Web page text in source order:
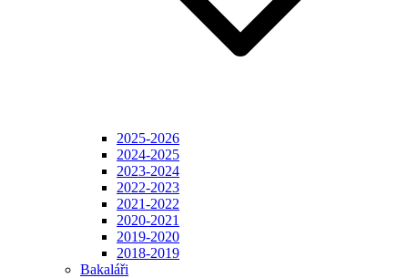
2025-2026
2024-2025
2023-2024
2022-2023
2021-2022
2020-2021
2019-2020
2018-2019
Bakaláři